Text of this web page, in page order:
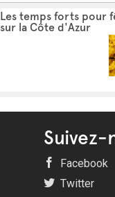
Les temps forts pour
sur la Côte d'Azur
Suivez-
Facebook
Twitter